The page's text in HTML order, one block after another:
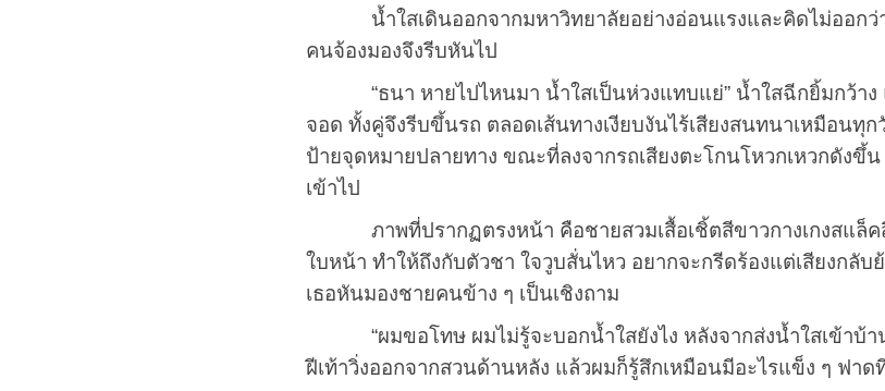
น้ำใสเดินออกจากมหาวิทยาลัยอย่างอ่อนแรงและคิดไม่ออกว่า
คนจ้องมองจึงรีบหันไป
“ธนา หายไปไหนมา น้ำใสเป็นห่วงแทบแย่” น้ำใสฉีกยิ้มกว้าง
จอด ทั้งคู่จึงรีบขึ้นรถ ตลอดเส้นทางเงียบงันไร้เสียงสนทนาเหมือนทุ
ป้ายจุดหมายปลายทาง ขณะที่ลงจากรถเสียงตะโกนโหวกเหวกดังขึ้
เข้าไป
ภาพที่ปรากฏตรงหน้า คือชายสวมเสื้อเชิ้ตสีขาวกางเกงสแล็คสี
ใบหน้า ทำให้ถึงกับตัวชา ใจวูบสั่นไหว อยากจะกรีดร้องแต่เสียงก
เธอหันมองชายคนข้าง ๆ เป็นเชิงถาม
“ผมขอโทษ ผมไม่รู้จะบอกน้ำใสยังไง หลังจากส่งน้ำใสเข้าบ้าน
ฝีเท้าวิ่งออกจากสวนด้านหลัง แล้วผมก็รู้สึกเหมือนมีอะไรแข็ง ๆ ฟา